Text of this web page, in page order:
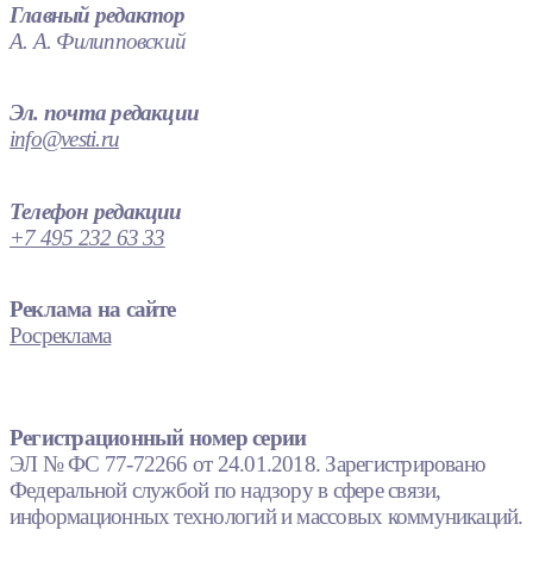
Главный редактор
А. А. Филипповский
Эл. почта редакции
info@vesti.ru
Телефон редакции
+7 495 232 63 33
Реклама на сайте
Росреклама
Регистрационный номер серии
ЭЛ № ФС 77-72266 от 24.01.2018. Зарегистрировано
Федеральной службой по надзору в сфере связи,
информационных технологий и массовых коммуникаций.